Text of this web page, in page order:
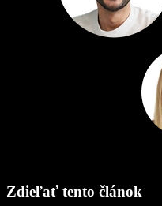
Zdieľať tento článok